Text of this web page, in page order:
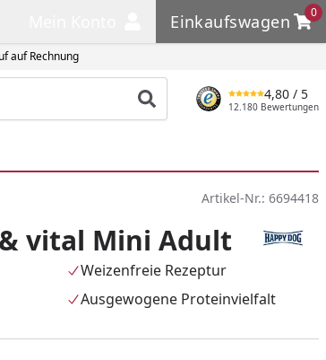
auf Rechnung
Einkaufswagen
0
Einkaufswagen
Produkt suchen
4,80 / 5
12.180 Bewertungen
Artikel-Nr.: 6694418
vital Mini Adult
Weizenfreie Rezeptur
Ausgewogene Proteinvielfalt